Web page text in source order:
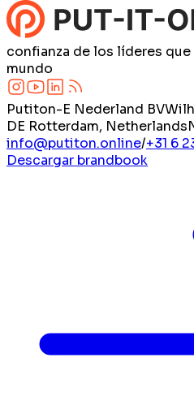
confianza de los líderes
mundo
Putiton-E Nederland BV
DE Rotterdam, Netherlands
info@putiton.online/+31 6
Descargar brandbook